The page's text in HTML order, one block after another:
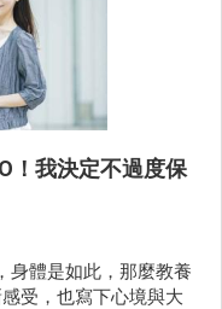
！我決定不過度保
身體是如此，那麼教養
受，也寫下心境與大